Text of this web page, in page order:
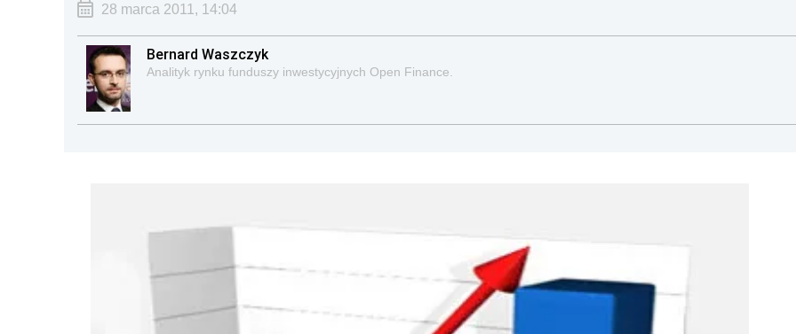
28 marca 2011, 14:04
Bernard Waszczyk
Analityk rynku funduszy inwestycyjnych Open Finance.